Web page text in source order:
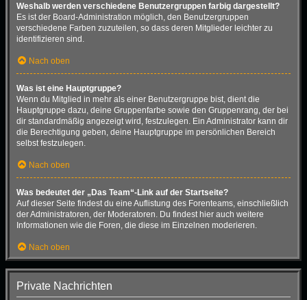
Weshalb werden verschiedene Benutzergruppen farbig dargestellt?
Es ist der Board-Administration möglich, den Benutzergruppen
verschiedene Farben zuzuteilen, so dass deren Mitglieder leichter zu
identifizieren sind.
Nach oben
Was ist eine Hauptgruppe?
Wenn du Mitglied in mehr als einer Benutzergruppe bist, dient die
Hauptgruppe dazu, deine Gruppenfarbe sowie den Gruppenrang, der bei
dir standardmäßig angezeigt wird, festzulegen. Ein Administrator kann dir
die Berechtigung geben, deine Hauptgruppe im persönlichen Bereich
selbst festzulegen.
Nach oben
Was bedeutet der „Das Team“-Link auf der Startseite?
Auf dieser Seite findest du eine Auflistung des Forenteams, einschließlich
der Administratoren, der Moderatoren. Du findest hier auch weitere
Informationen wie die Foren, die diese im Einzelnen moderieren.
Nach oben
Private Nachrichten